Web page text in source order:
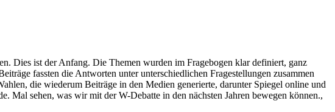
Dies ist der Anfang. Die Themen wurden im Fragebogen klar definiert, ganz
fassten die Antworten unter unterschiedlichen Fragestellungen zusammen
die wiederum Beiträge in den Medien generierte, darunter Spiegel online und
Mal sehen, was wir mit der W-Debatte in den nächsten Jahren bewegen können.,